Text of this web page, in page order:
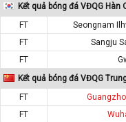
Kết quả bóng đá VĐQG Hàn
FT
Seongnam
FT
Sangju
FT
Kết quả bóng đá VĐQG
FT
FT